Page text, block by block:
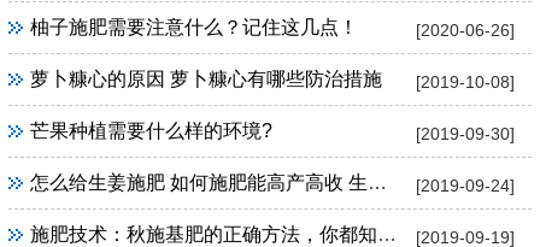
[2020-06-26]
柚子施肥需要注意什么？记住这几点！
[2019-10-08]
萝卜糠心的原因 萝卜糠心有哪些防治措施
[2019-09-30]
芒果种植需要什么样的环境?
[2019-09-24]
怎么给生姜施肥 如何施肥能高产高收 生姜施肥技巧
[2019-09-19]
施肥技术：秋施基肥的正确方法，你都知道吗？